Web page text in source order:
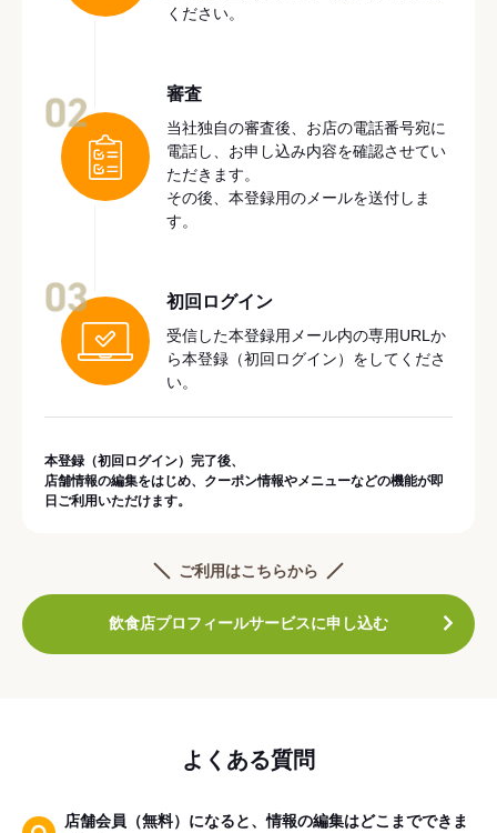
ください。
審査
当社独自の審査後、お店の電話番号宛に
電話し、お申し込み内容を確認させてい
ただきます。
その後、本登録用のメールを送付しま
す。
初回ログイン
受信した本登録用メール内の専用URLか
ら本登録（初回ログイン）をしてくださ
い。
本登録（初回ログイン）完了後、
店舗情報の編集をはじめ、クーポン情報やメニューなどの機能が即
日ご利用いただけます。
ご利用はこちらから
飲食店プロフィールサービスに申し込む
よくある質問
店舗会員（無料）になると、情報の編集はどこまでできま